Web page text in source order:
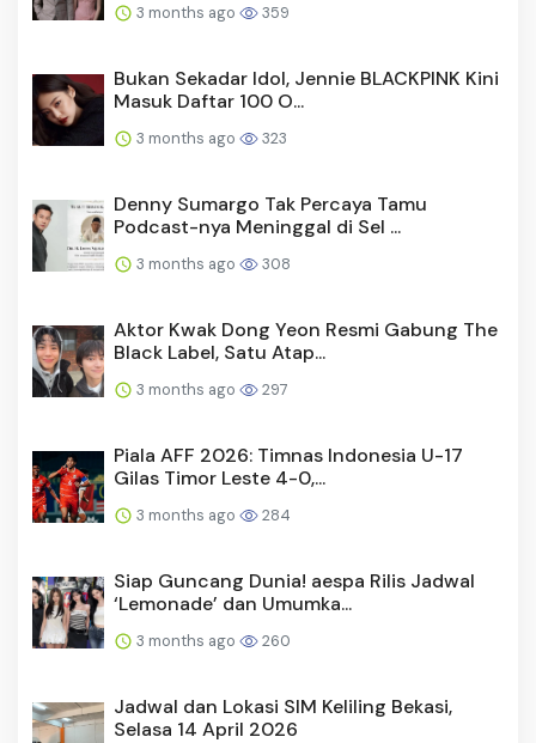
3 months ago 359
Bukan Sekadar Idol, Jennie BLACKPINK Kini
Masuk Daftar 100 O...
3 months ago 323
Denny Sumargo Tak Percaya Tamu
Podcast-nya Meninggal di Sel ...
3 months ago 308
Aktor Kwak Dong Yeon Resmi Gabung The
Black Label, Satu Atap...
3 months ago 297
Piala AFF 2026: Timnas Indonesia U-17
Gilas Timor Leste 4-0,...
3 months ago 284
Siap Guncang Dunia! aespa Rilis Jadwal
‘Lemonade’ dan Umumka...
3 months ago 260
Jadwal dan Lokasi SIM Keliling Bekasi,
Selasa 14 April 2026